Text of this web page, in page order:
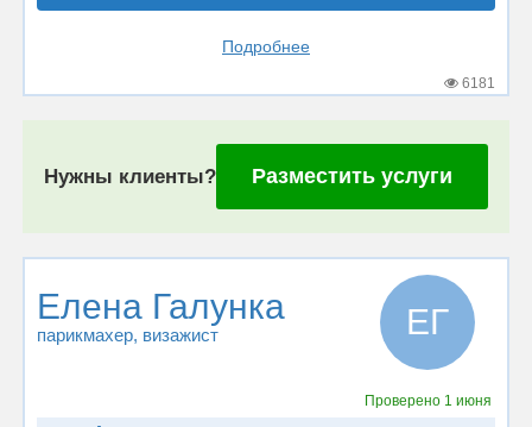
Подробнее
6181
Нужны клиенты? Разместить услуги
Елена Галунка
парикмахер, визажист ЕГ
Проверено 1 июня